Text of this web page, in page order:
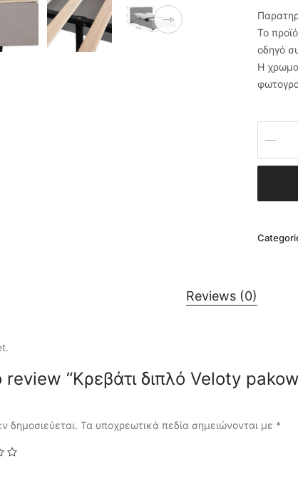
Το
οδηγό
Η
Reviews (0)
“Κρεβάτι διπλό Veloty
δημοσιεύεται. Τα υποχρεωτικά πεδία σημειώνονται με *